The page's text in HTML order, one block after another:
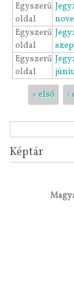
Egyszerű
oldal
Egyszerű
oldal
Egyszerű
oldal
Oldalak
« első
Képtár